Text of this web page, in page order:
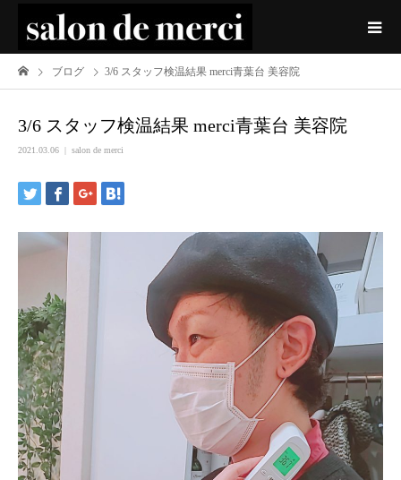
ブログ 3/6 スタッフ検温結果 merci青葉台 美容院
3/6 スタッフ検温結果 merci青葉台 美容院
2021.03.06 salon de merci